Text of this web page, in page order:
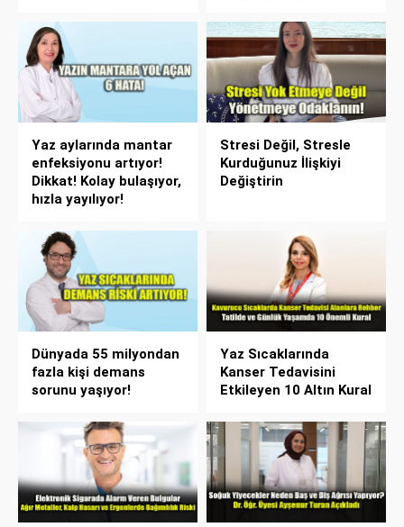
Yaz aylarında mantar
enfeksiyonu artıyor!
Dikkat! Kolay bulaşıyor,
hızla yayılıyor!
Stresi Değil, Stresle
Kurduğunuz İlişkiyi
Değiştirin
Dünyada 55 milyondan
fazla kişi demans
sorunu yaşıyor!
Yaz Sıcaklarında
Kanser Tedavisini
Etkileyen 10 Altın Kural